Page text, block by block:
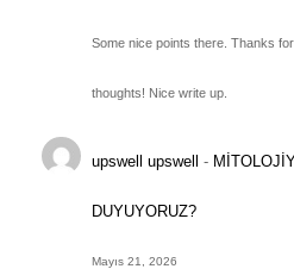
Some nice points there. Thanks
thoughts! Nice write up.
upswell upswell -
DUYUYORUZ?
Mayıs 21, 2026